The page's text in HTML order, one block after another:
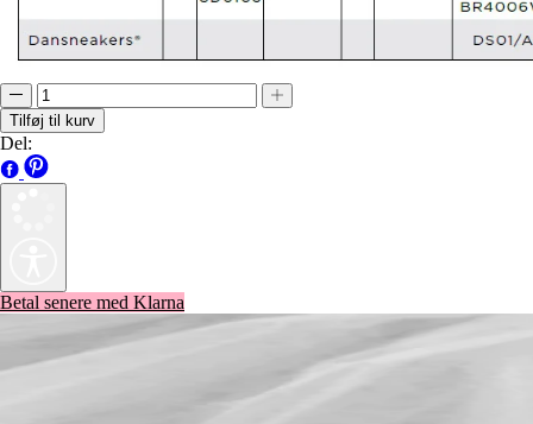
Tilføj til kurv
Del:
Betal senere med Klarna